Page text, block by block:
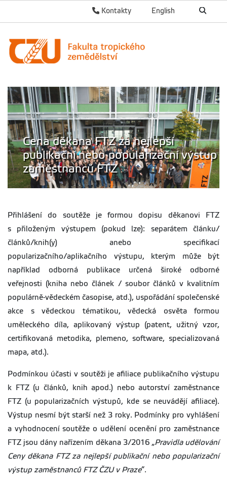
English
Kontakty
Cena děkana FTZ za nejlepší
publikační nebo popularizační výstup
zaměstnanců FTZ
Přihlášení do soutěže je formou dopisu děkanovi FTZ
s přiloženým výstupem (pokud lze): separátem článku/
článků/knih(y) anebo specifikací
popularizačního/aplikačního výstupu, kterým může být
například odborná publikace určená široké odborné
veřejnosti (kniha nebo článek / soubor článků v kvalitním
populárně-vědeckém časopise, atd.), uspořádání společenské
akce s vědeckou tématikou, vědecká osvěta formou
uměleckého díla, aplikovaný výstup (patent, užitný vzor,
certifikovaná metodika, plemeno, software, specializovaná
mapa, atd.).
Podmínkou účasti v soutěži je afiliace publikačního výstupu
k FTZ (u článků, knih apod.) nebo autorství zaměstnance
FTZ (u popularizačních výstupů, kde se neuvádějí afiliace).
Výstup nesmí být starší než 3 roky. Podmínky pro vyhlášení
a vyhodnocení soutěže o udělení ocenění pro zaměstnance
FTZ jsou dány nařízením děkana 3/2016 „Pravidla udělování
Ceny děkana FTZ za nejlepší publikační nebo popularizační
výstup zaměstnanců FTZ ČZU v Praze“.